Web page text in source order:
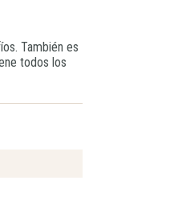
También es
todos los